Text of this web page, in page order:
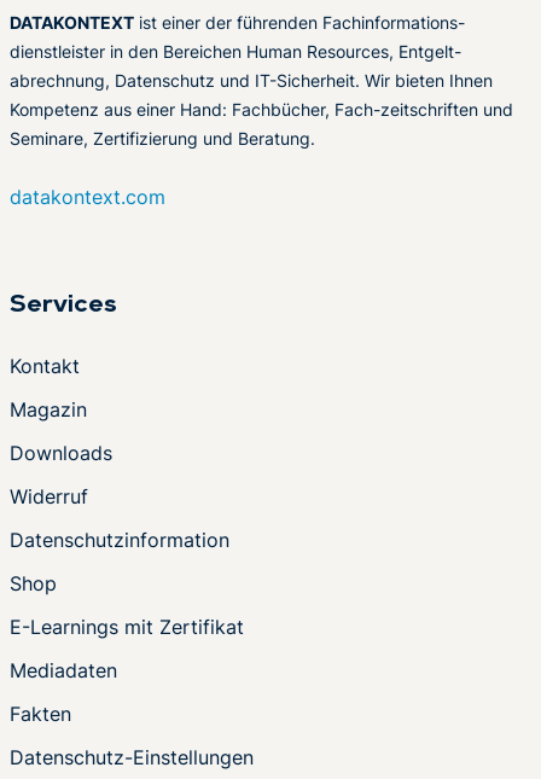
DATAKONTEXT ist einer der führenden Fachinformations-
dienstleister in den Bereichen Human Resources, Entgelt-
abrechnung, Datenschutz und IT-Sicherheit. Wir bieten Ihnen
Kompetenz aus einer Hand: Fachbücher, Fach-zeitschriften und
Seminare, Zertifizierung und Beratung.
datakontext.com
Services
Kontakt
Magazin
Downloads
Widerruf
Datenschutzinformation
Shop
E-Learnings mit Zertifikat
Mediadaten
Fakten
Datenschutz-Einstellungen